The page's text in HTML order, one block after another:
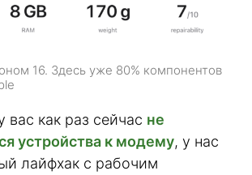
16. Здесь уже 80% компонентов
вас как раз сейчас не
устройства к модему, у нас
лайфхак с рабочим